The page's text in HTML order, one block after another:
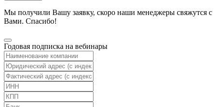
Мы получили Вашу заявку, скоро наши менеджеры свяжутся с
Вами. Спасибо!
Годовая подписка на вебинары